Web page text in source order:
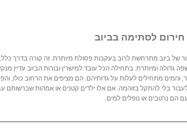
חירום לסתימה בביוב
של ביוב מתרחשת לרוב בעקבות פסולת מיותרת. זה קורה בדרך כלל,
גדולה ומיותרת. בתחילה הכל עובד למישרין ובורות הביוב עדיין
והמים מתחילים לעלות על גדותיהם. הם מציפים את הרחוב כולו,
לעבור בלי להתקל בזוהמה. אם אלו ילדים קטנים או אמהות
הם נרטבים או נופלים למים.